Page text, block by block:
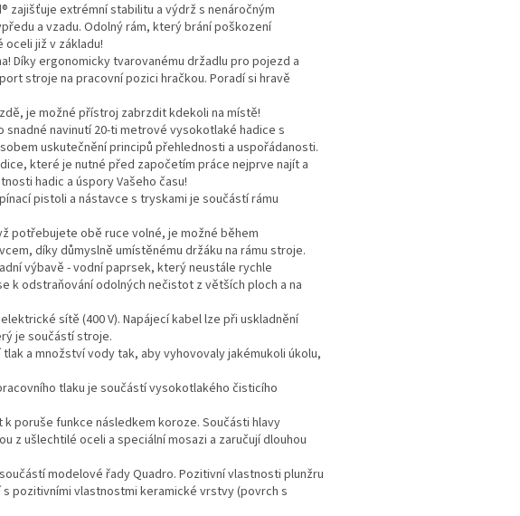
zajišťuje extrémní stabilitu a výdrž s nenáročným
a vzadu. Odolný rám, který brání poškození
již v základu!
Díky ergonomicky tvarovanému držadlu pro pojezd a
stroje na pracovní pozici hračkou. Poradí si hravě
je možné přístroj zabrzdit kdekoli na místě!
snadné navinutí 20-ti metrové vysokotlaké hadice s
uskutečnění principů přehlednosti a uspořádanosti.
které je nutné před započetím práce nejprve najít a
hadic a úspory Vašeho času!
pistoli a nástavce s tryskami je součástí rámu
potřebujete obě ruce volné, je možné během
díky důmyslně umístěnému držáku na rámu stroje.​
výbavě - vodní paprsek, který neustále rychle
k odstraňování odolných nečistot z větších ploch a na
sítě (400 V). Napájecí kabel lze při uskladnění
je součástí stroje.
a množství vody tak, aby vyhovovaly jakémukoli úkolu,
tlaku je součástí vysokotlakého čisticího
k poruše funkce následkem koroze. Součásti hlavy
z ušlechtilé oceli a speciální mosazi a zaručují dlouhou
modelové řady Quadro. Pozitivní vlastnosti plunžru
pozitivními vlastnostmi keramické vrstvy (povrch s